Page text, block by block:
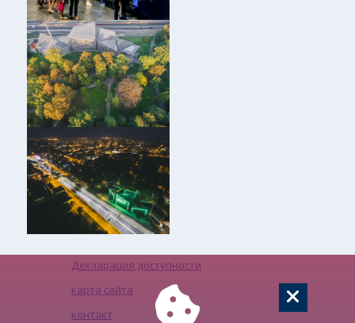
Декларация доступности
карта сайта
контакт